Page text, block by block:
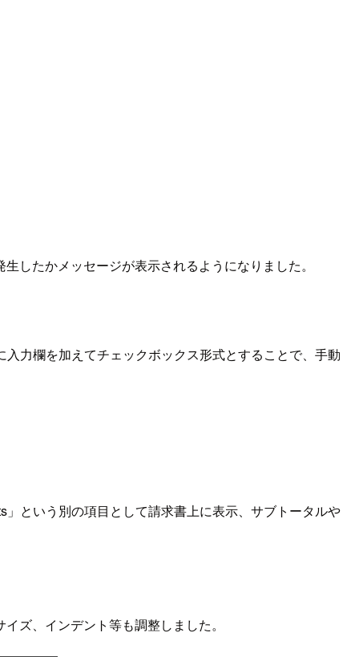
したかメッセージが表示されるようになりました。
力欄を加えてチェックボックス形式とすることで、手動
という別の項目として請求書上に表示、サブトータルや
ズ、インデント等も調整しました。